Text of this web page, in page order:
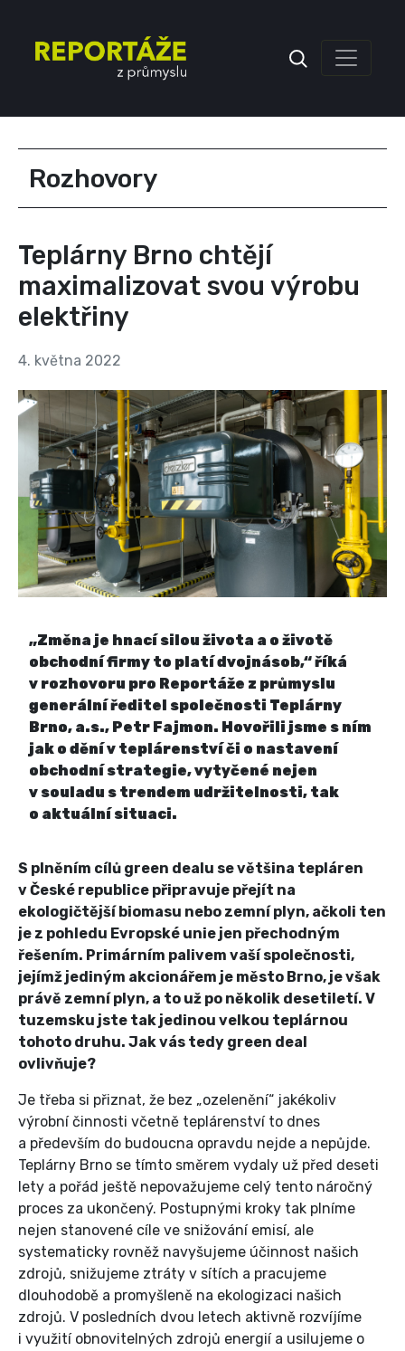
Rozhovory
Teplárny Brno chtějí
maximalizovat svou výrobu
elektřiny
4. května 2022
„Změna je hnací silou života a o životě
obchodní firmy to platí dvojnásob,“ říká
v rozhovoru pro Reportáže z průmyslu
generální ředitel společnosti Teplárny
Brno, a.s., Petr Fajmon. Hovořili jsme s ním
jak o dění v teplárenství či o nastavení
obchodní strategie, vytyčené nejen
v souladu s trendem udržitelnosti, tak
o aktuální situaci.
S plněním cílů green dealu se většina tepláren
v České republice připravuje přejít na
ekologičtější biomasu nebo zemní plyn, ačkoli ten
je z pohledu Evropské unie jen přechodným
řešením. Primárním palivem vaší společnosti,
jejímž jediným akcionářem je město Brno, je však
právě zemní plyn, a to už po několik desetiletí. V
tuzemsku jste tak jedinou velkou teplárnou
tohoto druhu. Jak vás tedy green deal
ovlivňuje?
Je třeba si přiznat, že bez „ozelenění“ jakékoliv
výrobní činnosti včetně teplárenství to dnes
a především do budoucna opravdu nejde a nepůjde.
Teplárny Brno se tímto směrem vydaly už před deseti
lety a pořád ještě nepovažujeme celý tento náročný
proces za ukončený. Postupnými kroky tak plníme
nejen stanovené cíle ve snižování emisí, ale
systematicky rovněž navyšujeme účinnost našich
zdrojů, snižujeme ztráty v sítích a pracujeme
dlouhodobě a promyšleně na ekologizaci našich
zdrojů. V posledních dvou letech aktivně rozvíjíme
i využití obnovitelných zdrojů energií a usilujeme o